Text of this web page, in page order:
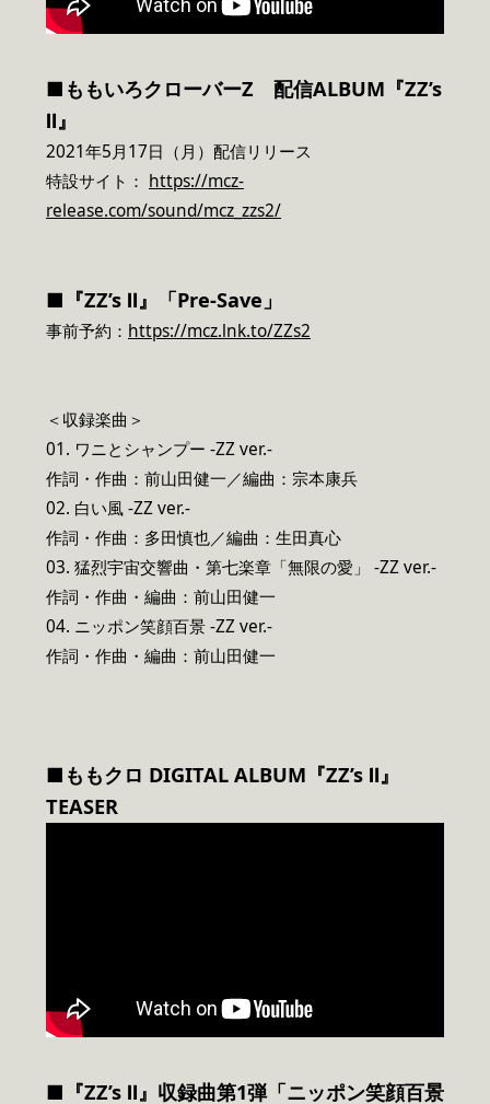
■ももいろクローバーZ 配信ALBUM『ZZ’s
Ⅱ』
2021年5月17日（月）配信リリース
特設サイト： https://mcz-
release.com/sound/mcz_zzs2/
■『ZZ’s Ⅱ』「Pre-Save」
事前予約： https://mcz.lnk.to/ZZs2
＜収録楽曲＞
01. ワニとシャンプー -ZZ ver.-
作詞・作曲：前山田健一／編曲：宗本康兵
02. 白い風 -ZZ ver.-
作詞・作曲：多田慎也／編曲：生田真心
03. 猛烈宇宙交響曲・第七楽章「無限の愛」 -ZZ ver.-
作詞・作曲・編曲：前山田健一
04. ニッポン笑顔百景 -ZZ ver.-
作詞・作曲・編曲：前山田健一
■ももクロ DIGITAL ALBUM『ZZ’s Ⅱ』
TEASER
■『ZZ’s Ⅱ』収録曲第1弾「ニッポン笑顔百景